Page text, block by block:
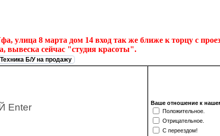
улица 8 марта дом 14 вход так же ближе к торцу с
вывеска сейчас "студия красоты".
Техника Б/У на продажу
Enter
Ваше отношение к
Положительное.
Отрицательное.
С переездом!